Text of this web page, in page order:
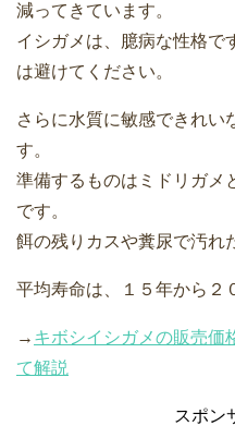
減ってきています。
イシガメは、臆病な性格で
は避けてください。
さらに水質に敏感できれい
す。
準備するものはミドリガメ
です。
餌の残りカスや糞尿で汚れ
平均寿命は、１５年から２
→ キボシイシガメの販売価
て解説
スポン